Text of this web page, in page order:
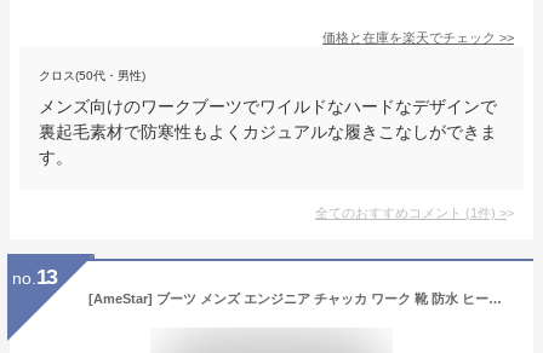
価格と在庫を楽天でチェック >>
クロス(50代・男性)
メンズ向けのワークブーツでワイルドなハードなデザインで
裏起毛素材で防寒性もよくカジュアルな履きこなしができま
す。
全てのおすすめコメント (1件) >
no. 13
[AmeStar] ブーツ メンズ エンジニア チャッカ ワーク 靴 防水 ヒール サイド ジップ ショート boots バイク アウトドア マウンテン シューズ(ブラック,26.5)